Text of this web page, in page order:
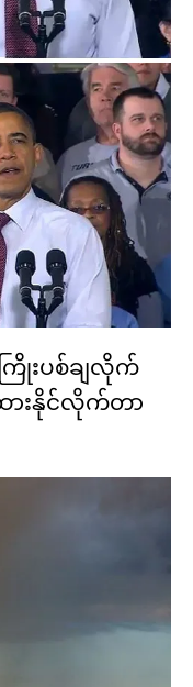
ကြိုးပစ်ချလိုက်
းနိုင်လိုက်တာ